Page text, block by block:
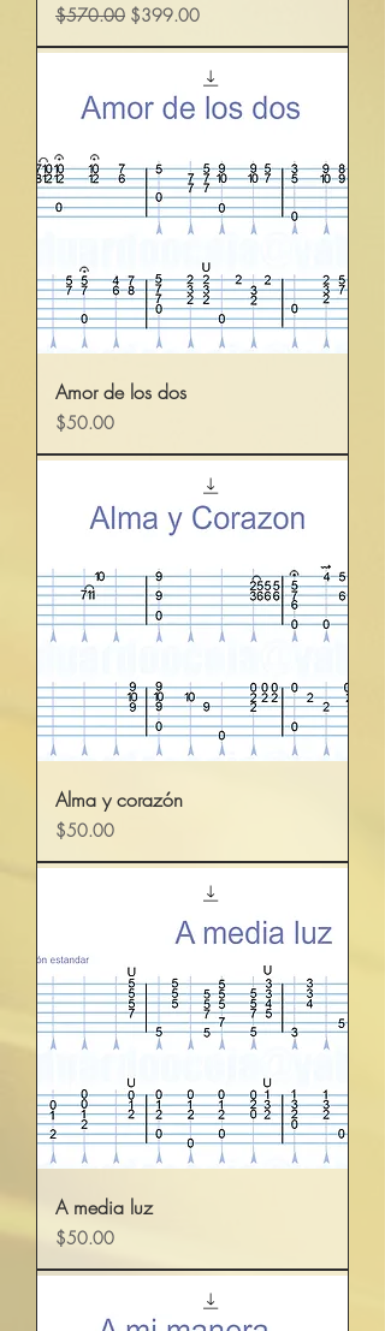
Precio
$570.00 Precio de oferta
$399.00
Amor de los dos
Precio
$50.00
Alma y corazón
Precio
$50.00
A media luz
Precio
$50.00